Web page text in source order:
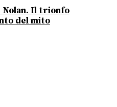
Nolan. Il trionfo
del mito